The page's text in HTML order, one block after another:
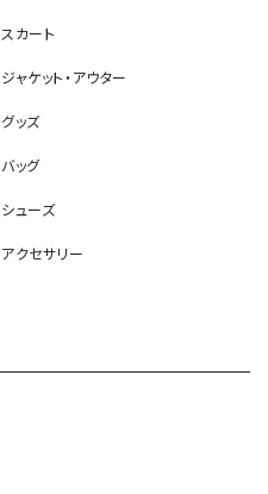
スカート
ジャケット・アウター
グッズ
バッグ
シューズ
アクセサリー